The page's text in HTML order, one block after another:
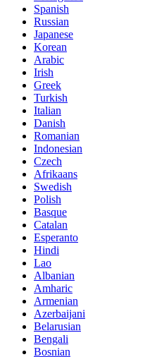
Spanish
Russian
Japanese
Korean
Arabic
Irish
Greek
Turkish
Italian
Danish
Romanian
Indonesian
Czech
Afrikaans
Swedish
Polish
Basque
Catalan
Esperanto
Hindi
Lao
Albanian
Amharic
Armenian
Azerbaijani
Belarusian
Bengali
Bosnian